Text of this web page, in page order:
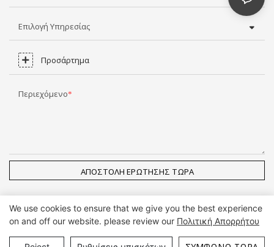
Επιλογή Υπηρεσίας
Προσάρτημα
Περιεχόμενο
ΑΠΟΣΤΟΛΉ ΕΡΏΤΗΣΗΣ ΤΏΡΑ
Πνευματικά δικαιώματα © Guangzhou DG Furniture Co., Ltd. |
Χάρτης ιστότοπου
We use cookies to ensure that we give you the best experience
on and off our website. please review our Πολιτική Απορρήτου